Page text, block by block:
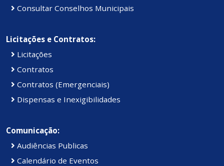
Consultar Conselhos Municipais
Licitações e Contratos:
Licitações
Contratos
Contratos (Emergenciais)
Dispensas e Inexigibilidades
Comunicação:
Audiências Publicas
Calendário de Eventos